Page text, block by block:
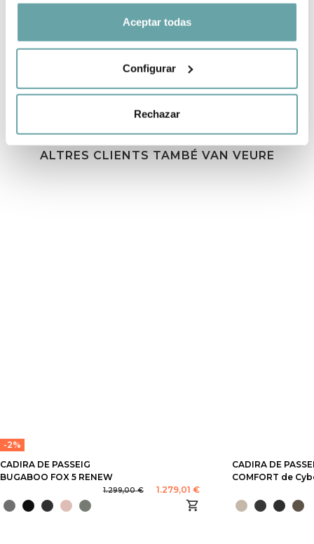
Aceptar todas
Configurar
Rechazar
ALTRES CLIENTS TAMBÉ VAN VEURE
-2%
CADIRA DE PASSEIG
BUGABOO FOX 5 RENEW
1.299,00 € 1.279,01 €
CADIRA DE
COMFORT de